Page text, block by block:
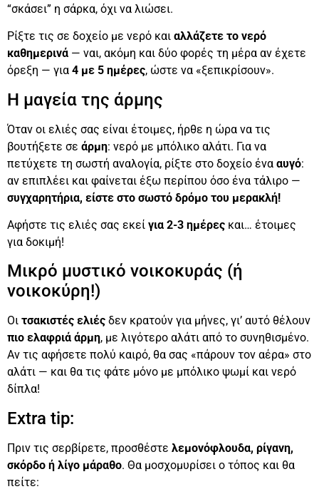
“σκάσει” η σάρκα, όχι να λιώσει.
Ρίξτε τις σε δοχείο με νερό και αλλάζετε το νερό
καθημερινά — ναι, ακόμη και δύο φορές τη μέρα αν έχετε
όρεξη — για 4 με 5 ημέρες, ώστε να «ξεπικρίσουν».
Η μαγεία της άρμης
Όταν οι ελιές σας είναι έτοιμες, ήρθε η ώρα να τις
βουτήξετε σε άρμη: νερό με μπόλικο αλάτι. Για να
πετύχετε τη σωστή αναλογία, ρίξτε στο δοχείο ένα αυγό:
αν επιπλέει και φαίνεται έξω περίπου όσο ένα τάλιρο —
συγχαρητήρια, είστε στο σωστό δρόμο του μερακλή!
Αφήστε τις ελιές σας εκεί για 2-3 ημέρες και… έτοιμες
για δοκιμή!
Μικρό μυστικό νοικοκυράς (ή
νοικοκύρη!)
Οι τσακιστές ελιές δεν κρατούν για μήνες, γι’ αυτό θέλουν
πιο ελαφριά άρμη, με λιγότερο αλάτι από το συνηθισμένο.
Αν τις αφήσετε πολύ καιρό, θα σας «πάρουν τον αέρα» στο
αλάτι — και θα τις φάτε μόνο με μπόλικο ψωμί και νερό
δίπλα!
Extra tip:
Πριν τις σερβίρετε, προσθέστε λεμονόφλουδα, ρίγανη,
σκόρδο ή λίγο μάραθο. Θα μοσχομυρίσει ο τόπος και θα
πείτε: